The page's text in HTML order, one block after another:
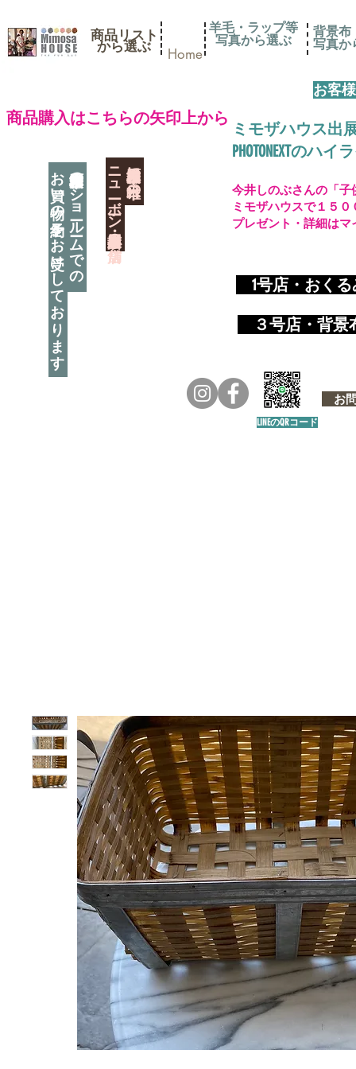
商品リスト
​から選ぶ Home
​商品購入はこちらの矢印上から
神奈川県相模原市に日本唯一の
​ニューボーン撮影用小道具店・３店舗
羊毛・ラップ等
写真から選ぶ
背景布
写真か
お客
ミモザハウス出
PHOTONEXTのハ
神奈川県相模原市のショールームでの
お買い物の予約をお受けしております 1号店・おく
​ ３号店・背
お
今井しのぶさんの「
ミモザハウスで１５
プレゼント・詳細は
LINEのQRコード